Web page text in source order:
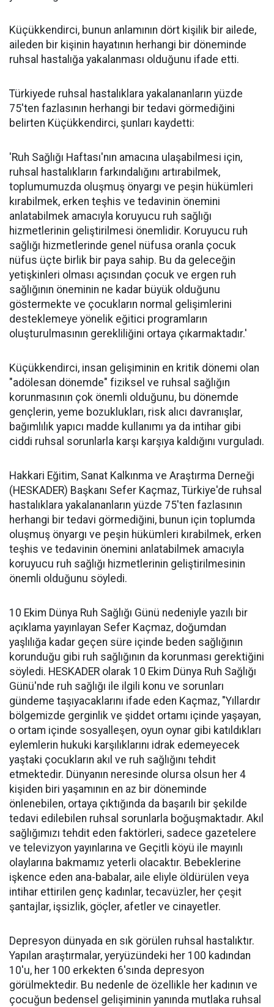
Küçükkendirci, bunun anlamının dört kişilik bir ailede,
aileden bir kişinin hayatının herhangi bir döneminde
ruhsal hastalığa yakalanması olduğunu ifade etti.
Türkiyede ruhsal hastalıklara yakalananların yüzde
75'ten fazlasının herhangi bir tedavi görmediğini
belirten Küçükkendirci, şunları kaydetti:
'Ruh Sağlığı Haftası'nın amacına ulaşabilmesi için,
ruhsal hastalıkların farkındalığını artırabilmek,
toplumumuzda oluşmuş önyargı ve peşin hükümleri
kırabilmek, erken teşhis ve tedavinin önemini
anlatabilmek amacıyla koruyucu ruh sağlığı
hizmetlerinin geliştirilmesi önemlidir. Koruyucu ruh
sağlığı hizmetlerinde genel nüfusa oranla çocuk
nüfus üçte birlik bir paya sahip. Bu da geleceğin
yetişkinleri olması açısından çocuk ve ergen ruh
sağlığının öneminin ne kadar büyük olduğunu
göstermekte ve çocukların normal gelişimlerini
desteklemeye yönelik eğitici programların
oluşturulmasının gerekliliğini ortaya çıkarmaktadır.'
Küçükkendirci, insan gelişiminin en kritik dönemi olan
"adölesan dönemde" fiziksel ve ruhsal sağlığın
korunmasının çok önemli olduğunu, bu dönemde
gençlerin, yeme bozuklukları, risk alıcı davranışlar,
bağımlılık yapıcı madde kullanımı ya da intihar gibi
ciddi ruhsal sorunlarla karşı karşıya kaldığını vurguladı.
Hakkari Eğitim, Sanat Kalkınma ve Araştırma Derneği
(HESKADER) Başkanı Sefer Kaçmaz, Türkiye'de ruhsal
hastalıklara yakalananların yüzde 75'ten fazlasının
herhangi bir tedavi görmediğini, bunun için toplumda
oluşmuş önyargı ve peşin hükümleri kırabilmek, erken
teşhis ve tedavinin önemini anlatabilmek amacıyla
koruyucu ruh sağlığı hizmetlerinin geliştirilmesinin
önemli olduğunu söyledi.
10 Ekim Dünya Ruh Sağlığı Günü nedeniyle yazılı bir
açıklama yayınlayan Sefer Kaçmaz, doğumdan
yaşlılığa kadar geçen süre içinde beden sağlığının
korunduğu gibi ruh sağlığının da korunması gerektiğini
söyledi. HESKADER olarak 10 Ekim Dünya Ruh Sağlığı
Günü'nde ruh sağlığı ile ilgili konu ve sorunları
gündeme taşıyacaklarını ifade eden Kaçmaz, "Yıllardır
bölgemizde gerginlik ve şiddet ortamı içinde yaşayan,
o ortam içinde sosyalleşen, oyun oynar gibi katıldıkları
eylemlerin hukuki karşılıklarını idrak edemeyecek
yaştaki çocukların akıl ve ruh sağlığını tehdit
etmektedir. Dünyanın neresinde olursa olsun her 4
kişiden biri yaşamının en az bir döneminde
önlenebilen, ortaya çıktığında da başarılı bir şekilde
tedavi edilebilen ruhsal sorunlarla boğuşmaktadır. Akıl
sağlığımızı tehdit eden faktörleri, sadece gazetelere
ve televizyon yayınlarına ve Geçitli köyü ile mayınlı
olaylarına bakmamız yeterli olacaktır. Bebeklerine
işkence eden ana-babalar, aile eliyle öldürülen veya
intihar ettirilen genç kadınlar, tecavüzler, her çeşit
şantajlar, işsizlik, göçler, afetler ve cinayetler.
Depresyon dünyada en sık görülen ruhsal hastalıktır.
Yapılan araştırmalar, yeryüzündeki her 100 kadından
10'u, her 100 erkekten 6'sında depresyon
görülmektedir. Bu nedenle de özellikle her kadının ve
çocuğun bedensel gelişiminin yanında mutlaka ruhsal